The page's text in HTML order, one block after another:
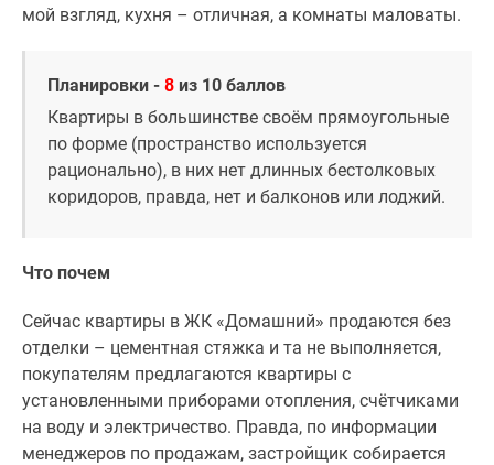
мой взгляд, кухня – отличная, а комнаты маловаты.
Планировки - 8 из 10 баллов
Квартиры в большинстве своём прямоугольные
по форме (пространство используется
рационально), в них нет длинных бестолковых
коридоров, правда, нет и балконов или лоджий.
Что почем
Сейчас квартиры в ЖК «Домашний» продаются без
отделки – цементная стяжка и та не выполняется,
покупателям предлагаются квартиры с
установленными приборами отопления, счётчиками
на воду и электричество. Правда, по информации
менеджеров по продажам, застройщик собирается